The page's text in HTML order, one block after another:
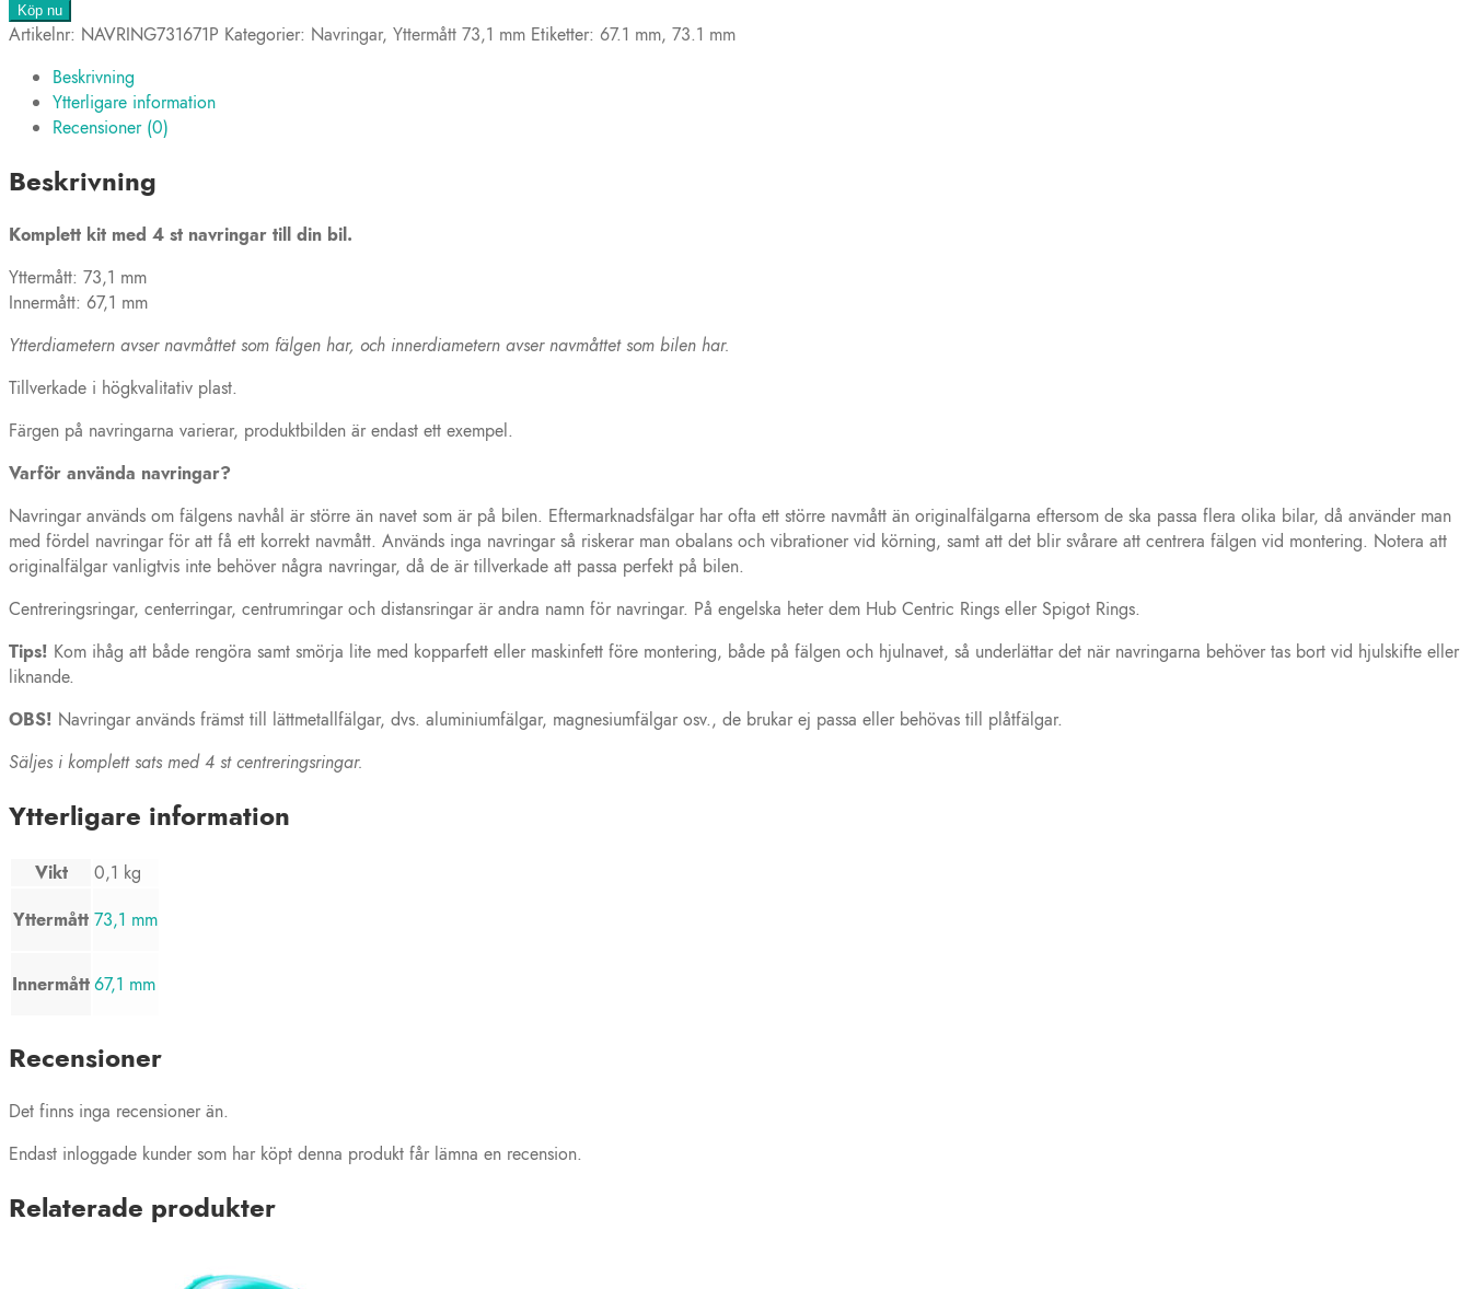
Navringar
67,1
mm
(plast)
Köp nu
Artikelnr: NAVRING731671P Kategorier: Navringar, Yttermått 73,1 mm Etiketter: 67.1 mm, 73.1 mm
Beskrivning
Ytterligare information
Recensioner (0)
Beskrivning
Komplett kit med 4 st navringar till din bil.
Yttermått: 73,1 mm
Innermått: 67,1 mm
Ytterdiametern avser navmåttet som fälgen har, och innerdiametern avser navmåttet som bilen har.
Tillverkade i högkvalitativ plast.
Färgen på navringarna varierar, produktbilden är endast ett exempel.
Varför använda navringar?
Navringar används om fälgens navhål är större än navet som är på bilen. Eftermarknadsfälgar har ofta ett större navmått än originalfälgarna eftersom de ska passa flera olika bilar, då använder man
med fördel navringar för att få ett korrekt navmått. Används inga navringar så riskerar man obalans och vibrationer vid körning, samt att det blir svårare att centrera fälgen vid montering. Notera att
originalfälgar vanligtvis inte behöver några navringar, då de är tillverkade att passa perfekt på bilen.
Centreringsringar, centerringar, centrumringar och distansringar är andra namn för navringar. På engelska heter dem Hub Centric Rings eller Spigot Rings.
Tips! Kom ihåg att både rengöra samt smörja lite med kopparfett eller maskinfett före montering, både på fälgen och hjulnavet, så underlättar det när navringarna behöver tas bort vid hjulskifte eller
liknande.
OBS! Navringar används främst till lättmetallfälgar, dvs. aluminiumfälgar, magnesiumfälgar osv., de brukar ej passa eller behövas till plåtfälgar.
Säljes i komplett sats med 4 st centreringsringar.
Ytterligare information
Vikt
0,1 kg
Yttermått 73,1 mm
Innermått67,1 mm
Recensioner
Det finns inga recensioner än.
Endast inloggade kunder som har köpt denna produkt får lämna en recension.
Relaterade produkter